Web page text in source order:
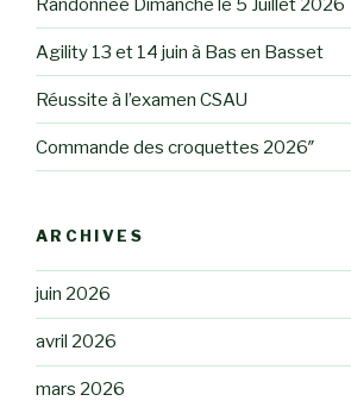
Agility 13 et 14 juin à Bas en Basset
Réussite à l’examen CSAU
Commande des croquettes 2026″
ARCHIVES
juin 2026
avril 2026
mars 2026